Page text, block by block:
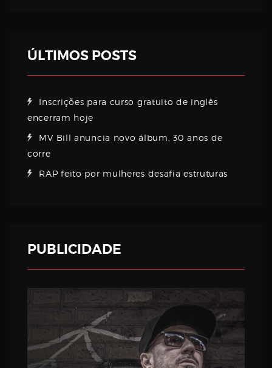
ÚLTIMOS POSTS
Inscrições para curso gratuito de inglês
encerram hoje
MV Bill anuncia novo álbum, 30 anos de
corre
RAP feito por mulheres desafia estruturas
PUBLICIDADE